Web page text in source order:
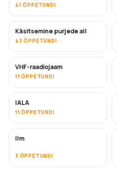
41 ÕPPETUNDI
Käsitsemine purjede all
43 ÕPPETUNDI
VHF-raadiojaam
11 ÕPPETUNDI
IALA
11 ÕPPETUNDI
Ilm
3 ÕPPETUNDI